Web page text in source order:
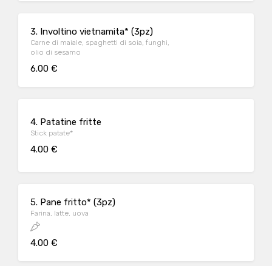
3. Involtino vietnamita* (3pz)
Carne di maiale, spaghetti di soia, funghi,
olio di sesamo
6.00 €
4. Patatine fritte
Stick patate*
4.00 €
5. Pane fritto* (3pz)
Farina, latte, uova
4.00 €